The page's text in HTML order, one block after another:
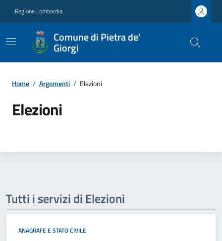
Regione Lombardia
Comune di Pietra de'
Giorgi
Home / Argomenti / Elezioni
Elezioni
Tutti i servizi di Elezioni
ANAGRAFE E STATO CIVILE